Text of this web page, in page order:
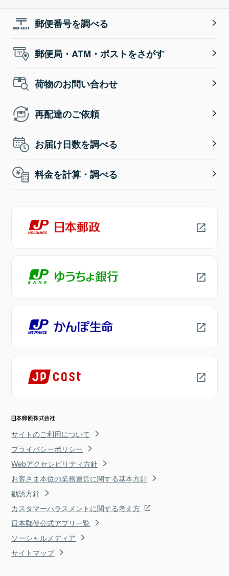
郵便番号を調べる
郵便局・ATM・ポストをさがす
荷物のお問い合わせ
再配達のご依頼
お届け日数を調べる
料金を計算・調べる
サイトのご利用について
プライバシーポリシー
Webアクセシビリティ方針
お客さま本位の業務運営に関する基本方針
勧誘方針
カスタマーハラスメントに関する考え方
日本郵便公式アプリ一覧
ソーシャルメディア
サイトマップ